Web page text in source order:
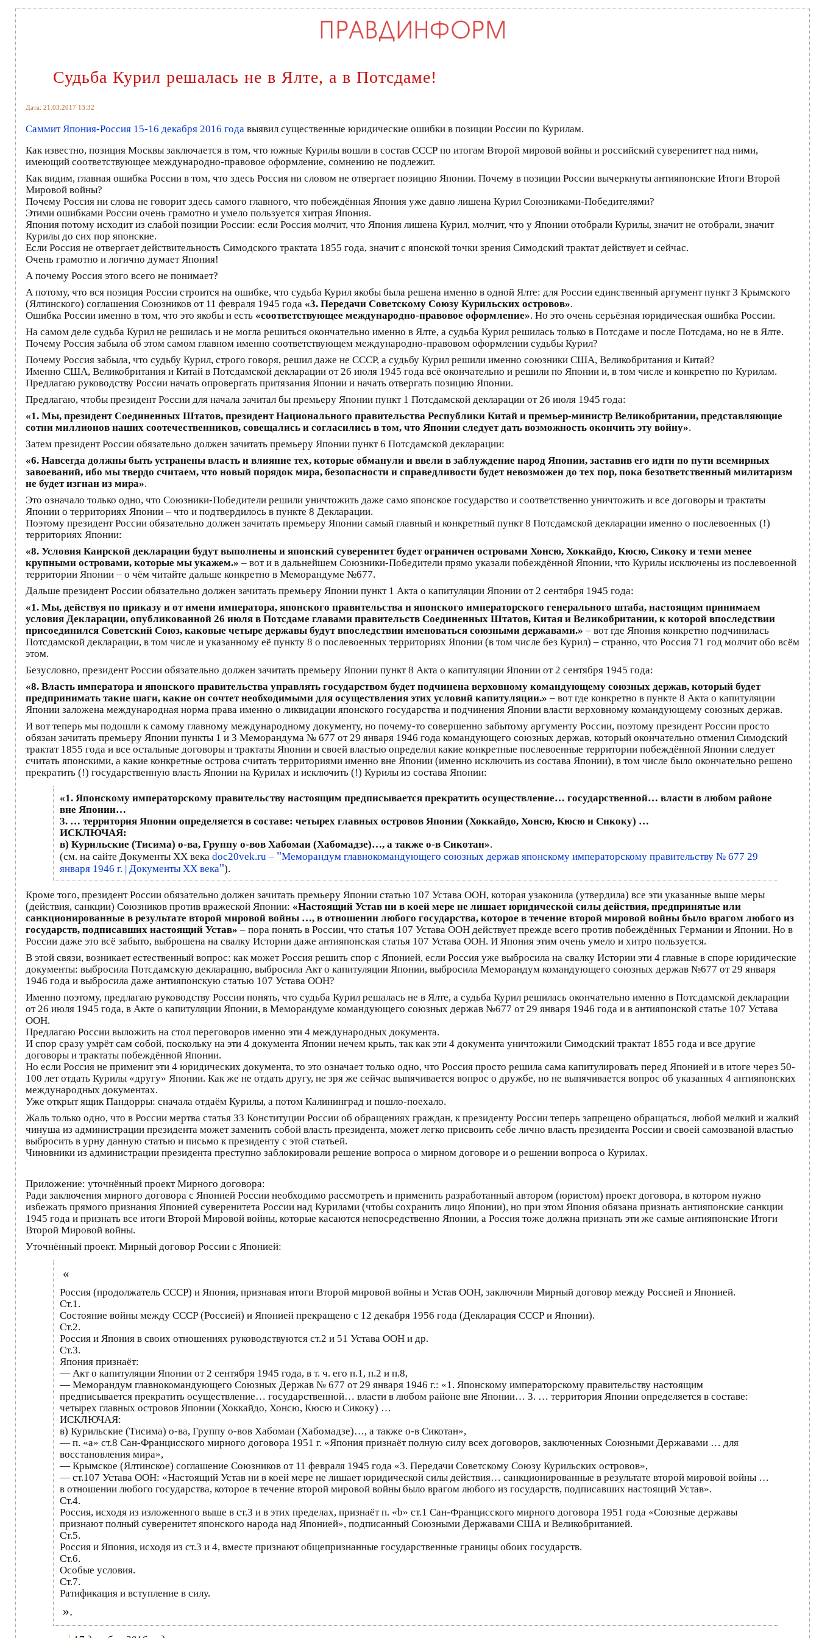
Судьба Курил решалась не в Ялте, а в Потсдаме!
Дата: 21.03.2017 13:32
Саммит Япония-Россия 15-16 декабря 2016 года выявил существенные юридические ошибки в позиции России по Курилам.
Как известно, позиция Москвы заключается в том, что южные Курилы вошли в состав СССР по итогам Второй мировой войны и российский суверенитет над ними,
имеющий соответствующее международно-правовое оформление, сомнению не подлежит.
Как видим, главная ошибка России в том, что здесь Россия ни словом не отвергает позицию Японии. Почему в позиции России вычеркнуты антияпонские Итоги Второй
Мировой войны?
Почему Россия ни слова не говорит здесь самого главного, что побеждённая Япония уже давно лишена Курил Союзниками-Победителями?
Этими ошибками России очень грамотно и умело пользуется хитрая Япония.
Япония потому исходит из слабой позиции России: если Россия молчит, что Япония лишена Курил, молчит, что у Японии отобрали Курилы, значит не отобрали, значит
Курилы до сих пор японские.
Если Россия не отвергает действительность Симодского трактата 1855 года, значит с японской точки зрения Симодский трактат действует и сейчас.
Очень грамотно и логично думает Япония!
А почему Россия этого всего не понимает?
А потому, что вся позиция России строится на ошибке, что судьба Курил якобы была решена именно в одной Ялте: для России единственный аргумент пункт 3 Крымского
(Ялтинского) соглашения Союзников от 11 февраля 1945 года «3. Передачи Советскому Союзу Курильских островов».
Ошибка России именно в том, что это якобы и есть «соответствующее международно-правовое оформление». Но это очень серьёзная юридическая ошибка России.
На самом деле судьба Курил не решилась и не могла решиться окончательно именно в Ялте, а судьба Курил решилась только в Потсдаме и после Потсдама, но не в Ялте.
Почему Россия забыла об этом самом главном именно соответствующем международно-правовом оформлении судьбы Курил?
Почему Россия забыла, что судьбу Курил, строго говоря, решил даже не СССР, а судьбу Курил решили именно союзники США, Великобритания и Китай?
Именно США, Великобритания и Китай в Потсдамской декларации от 26 июля 1945 года всё окончательно и решили по Японии и, в том числе и конкретно по Курилам.
Предлагаю руководству России начать опровергать притязания Японии и начать отвергать позицию Японии.
Предлагаю, чтобы президент России для начала зачитал бы премьеру Японии пункт 1 Потсдамской декларации от 26 июля 1945 года:
«1. Мы, президент Соединенных Штатов, президент Национального правительства Республики Китай и премьер-министр Великобритании, представляющие
сотни миллионов наших соотечественников, совещались и согласились в том, что Японии следует дать возможность окончить эту войну».
Затем президент России обязательно должен зачитать премьеру Японии пункт 6 Потсдамской декларации:
«6. Навсегда должны быть устранены власть и влияние тех, которые обманули и ввели в заблуждение народ Японии, заставив его идти по пути всемирных
завоеваний, ибо мы твердо считаем, что новый порядок мира, безопасности и справедливости будет невозможен до тех пор, пока безответственный милитаризм
не будет изгнан из мира».
Это означало только одно, что Союзники-Победители решили уничтожить даже само японское государство и соответственно уничтожить и все договоры и трактаты
Японии о территориях Японии – что и подтвердилось в пункте 8 Декларации.
Поэтому президент России обязательно должен зачитать премьеру Японии самый главный и конкретный пункт 8 Потсдамской декларации именно о послевоенных (!)
территориях Японии:
«8. Условия Каирской декларации будут выполнены и японский суверенитет будет ограничен островами Хонсю, Хоккайдо, Кюсю, Сикоку и теми менее
крупными островами, которые мы укажем.» – вот и в дальнейшем Союзники-Победители прямо указали побеждённой Японии, что Курилы исключены из послевоенной
территории Японии – о чём читайте дальше конкретно в Меморандуме №677.
Дальше президент России обязательно должен зачитать премьеру Японии пункт 1 Акта о капитуляции Японии от 2 сентября 1945 года:
«1. Мы, действуя по приказу и от имени императора, японского правительства и японского императорского генерального штаба, настоящим принимаем
условия Декларации, опубликованной 26 июля в Потсдаме главами правительств Соединенных Штатов, Китая и Великобритании, к которой впоследствии
присоединился Советский Союз, каковые четыре державы будут впоследствии именоваться союзными державами.» – вот где Япония конкретно подчинилась
Потсдамской декларации, в том числе и указанному её пункту 8 о послевоенных территориях Японии (в том числе без Курил) – странно, что Россия 71 год молчит обо всём
этом.
Безусловно, президент России обязательно должен зачитать премьеру Японии пункт 8 Акта о капитуляции Японии от 2 сентября 1945 года:
«8. Власть императора и японского правительства управлять государством будет подчинена верховному командующему союзных держав, который будет
предпринимать такие шаги, какие он сочтет необходимыми для осуществления этих условий капитуляции.» – вот где конкретно в пункте 8 Акта о капитуляции
Японии заложена международная норма права именно о ликвидации японского государства и подчинения Японии власти верховному командующему союзных держав.
И вот теперь мы подошли к самому главному международному документу, но почему-то совершенно забытому аргументу России, поэтому президент России просто
обязан зачитать премьеру Японии пункты 1 и 3 Меморандума № 677 от 29 января 1946 года командующего союзных держав, который окончательно отменил Симодский
трактат 1855 года и все остальные договоры и трактаты Японии и своей властью определил какие конкретные послевоенные территории побеждённой Японии следует
считать японскими, а какие конкретные острова считать территориями именно вне Японии (именно исключить из состава Японии), в том числе было окончательно решено
прекратить (!) государственную власть Японии на Курилах и исключить (!) Курилы из состава Японии:
«1. Японскому императорскому правительству настоящим предписывается прекратить осуществление… государственной… власти в любом районе
вне Японии…
3. … территория Японии определяется в составе: четырех главных островов Японии (Хоккайдо, Хонсю, Кюсю и Сикоку) …
ИСКЛЮЧАЯ:
в) Курильские (Тисима) о-ва, Группу о-вов Хабомаи (Хабомадзе)…, а также о-в Сикотан».
(см. на сайте Документы ХХ века doc20vek.ru – "Меморандум главнокомандующего союзных держав японскому императорскому правительству № 677 29
января 1946 г. | Документы XX века").
Кроме того, президент России обязательно должен зачитать премьеру Японии статью 107 Устава ООН, которая узаконила (утвердила) все эти указанные выше меры
(действия, санкции) Союзников против вражеской Японии: «Настоящий Устав ни в коей мере не лишает юридической силы действия, предпринятые или
санкционированные в результате второй мировой войны …, в отношении любого государства, которое в течение второй мировой войны было врагом любого из
государств, подписавших настоящий Устав» – пора понять в России, что статья 107 Устава ООН действует прежде всего против побеждённых Германии и Японии. Но в
России даже это всё забыто, выброшена на свалку Истории даже антияпонская статья 107 Устава ООН. И Япония этим очень умело и хитро пользуется.
В этой связи, возникает естественный вопрос: как может Россия решить спор с Японией, если Россия уже выбросила на свалку Истории эти 4 главные в споре юридические
документы: выбросила Потсдамскую декларацию, выбросила Акт о капитуляции Японии, выбросила Меморандум командующего союзных держав №677 от 29 января
1946 года и выбросила даже антияпонскую статью 107 Устава ООН?
Именно поэтому, предлагаю руководству России понять, что судьба Курил решалась не в Ялте, а судьба Курил решилась окончательно именно в Потсдамской декларации
от 26 июля 1945 года, в Акте о капитуляции Японии, в Меморандуме командующего союзных держав №677 от 29 января 1946 года и в антияпонской статье 107 Устава
ООН.
Предлагаю России выложить на стол переговоров именно эти 4 международных документа.
И спор сразу умрёт сам собой, поскольку на эти 4 документа Японии нечем крыть, так как эти 4 документа уничтожили Симодский трактат 1855 года и все другие
договоры и трактаты побеждённой Японии.
Но если Россия не применит эти 4 юридических документа, то это означает только одно, что Россия просто решила сама капитулировать перед Японией и в итоге через 50-
100 лет отдать Курилы «другу» Японии. Как же не отдать другу, не зря же сейчас выпячивается вопрос о дружбе, но не выпячивается вопрос об указанных 4 антияпонских
международных документах.
Уже открыт ящик Пандорры: сначала отдаём Курилы, а потом Калининград и пошло-поехало.
Жаль только одно, что в России мертва статья 33 Конституции России об обращениях граждан, к президенту России теперь запрещено обращаться, любой мелкий и жалкий
чинуша из администрации президента может заменить собой власть президента, может легко присвоить себе лично власть президента России и своей самозваной властью
выбросить в урну данную статью и письмо к президенту с этой статьей.
Чиновники из администрации президента преступно заблокировали решение вопроса о мирном договоре и о решении вопроса о Курилах.
Приложение: уточнённый проект Мирного договора:
Ради заключения мирного договора с Японией России необходимо рассмотреть и применить разработанный автором (юристом) проект договора, в котором нужно
избежать прямого признания Японией суверенитета России над Курилами (чтобы сохранить лицо Японии), но при этом Япония обязана признать антияпонские санкции
1945 года и признать все итоги Второй Мировой войны, которые касаются непосредственно Японии, а Россия тоже должна признать эти же самые антияпонские Итоги
Второй Мировой войны.
Уточнённый проект. Мирный договор России с Японией:
«
Россия (продолжатель СССР) и Япония, признавая итоги Второй мировой войны и Устав ООН, заключили Мирный договор между Россией и Японией.
Ст.1.
Состояние войны между СССР (Россией) и Японией прекращено с 12 декабря 1956 года (Декларация СССР и Японии).
Ст.2.
Россия и Япония в своих отношениях руководствуются ст.2 и 51 Устава ООН и др.
Ст.3.
Япония признаёт:
— Акт о капитуляции Японии от 2 сентября 1945 года, в т. ч. его п.1, п.2 и п.8,
— Меморандум главнокомандующего Союзных Держав № 677 от 29 января 1946 г.: «1. Японскому императорскому правительству настоящим
предписывается прекратить осуществление… государственной… власти в любом районе вне Японии… 3. … территория Японии определяется в составе:
четырех главных островов Японии (Хоккайдо, Хонсю, Кюсю и Сикоку) …
ИСКЛЮЧАЯ:
в) Курильские (Тисима) о-ва, Группу о-вов Хабомаи (Хабомадзе)…, а также о-в Сикотан»,
— п. «а» ст.8 Сан-Францисского мирного договора 1951 г. «Япония признаёт полную силу всех договоров, заключенных Союзными Державами … для
восстановления мира»,
— Крымское (Ялтинское) соглашение Союзников от 11 февраля 1945 года «3. Передачи Советскому Союзу Курильских островов»,
— ст.107 Устава ООН: «Настоящий Устав ни в коей мере не лишает юридической силы действия… санкционированные в результате второй мировой войны …
в отношении любого государства, которое в течение второй мировой войны было врагом любого из государств, подписавших настоящий Устав».
Ст.4.
Россия, исходя из изложенного выше в ст.3 и в этих пределах, признаёт п. «b» ст.1 Сан-Францисского мирного договора 1951 года «Союзные державы
признают полный суверенитет японского народа над Японией», подписанный Союзными Державами США и Великобританией.
Ст.5.
Россия и Япония, исходя из ст.3 и 4, вместе признают общепризнанные государственные границы обоих государств.
Ст.6.
Особые условия.
Ст.7.
Ратификация и вступление в силу.
».